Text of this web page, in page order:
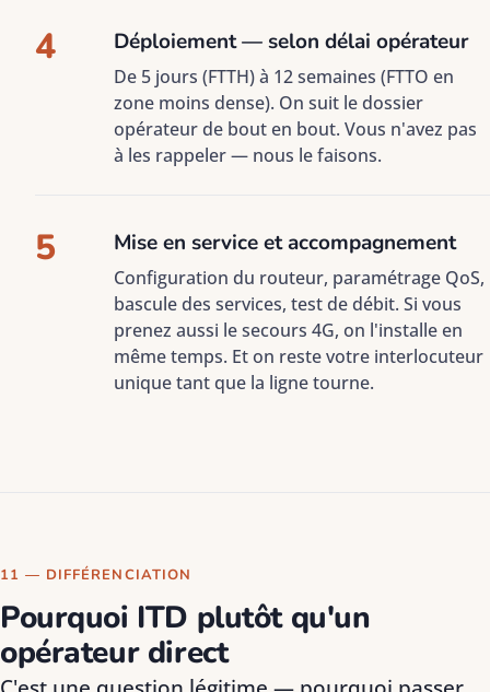
4 Déploiement — selon délai opérateur
De 5 jours (FTTH) à 12 semaines (FTTO en
zone moins dense). On suit le dossier
opérateur de bout en bout. Vous n'avez pas
à les rappeler — nous le faisons.
5 Mise en service et accompagnement
Configuration du routeur, paramétrage QoS,
bascule des services, test de débit. Si vous
prenez aussi le secours 4G, on l'installe en
même temps. Et on reste votre interlocuteur
unique tant que la ligne tourne.
11 — DIFFÉRENCIATION
Pourquoi ITD plutôt qu'un
opérateur direct